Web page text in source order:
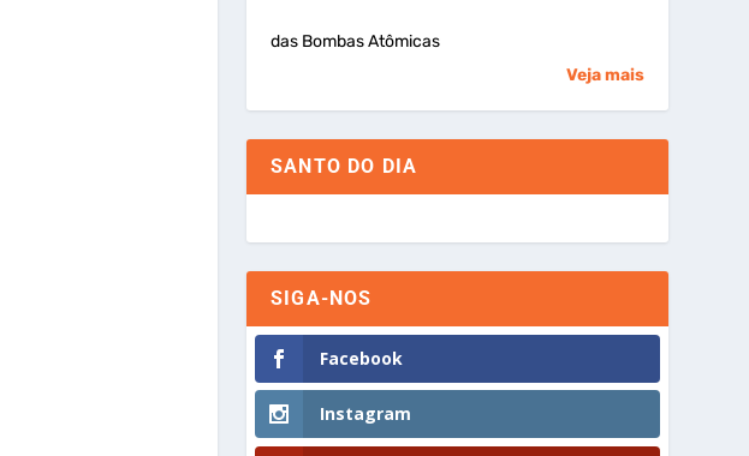
das Bombas Atômicas
Veja mais
SANTO DO DIA
SIGA-NOS
Facebook
Instagram